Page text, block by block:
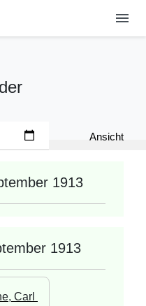
menu
Ansicht
1913
1913
Carl